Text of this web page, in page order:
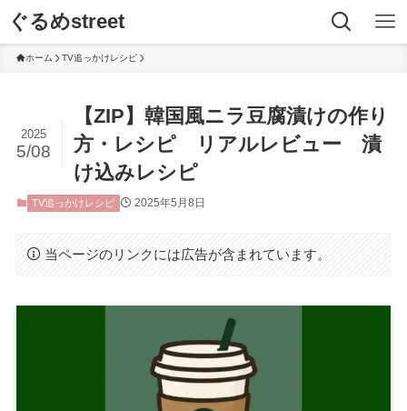
ぐるめstreet
ホーム TV追っかけレシピ
【ZIP】韓国風ニラ豆腐漬けの作り
方・レシピ リアルレビュー 漬
け込みレシピ
2025
5/08
TV追っかけレシピ 2025年5月8日
当ページのリンクには広告が含まれています。